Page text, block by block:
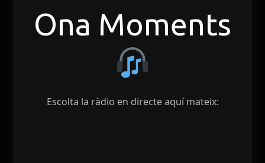
Ona Moments
Escolta la ràdio en directe aquí mateix: